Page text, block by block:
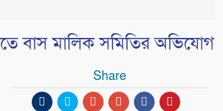
বাস মালিক সমিতির অভিযোগ
Share